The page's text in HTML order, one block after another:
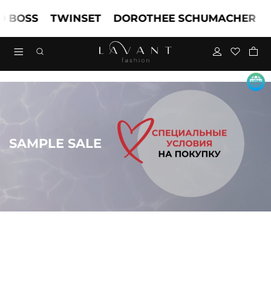
TWINSET DOROTHEE SCHUMACHER
SAMPLE SALE